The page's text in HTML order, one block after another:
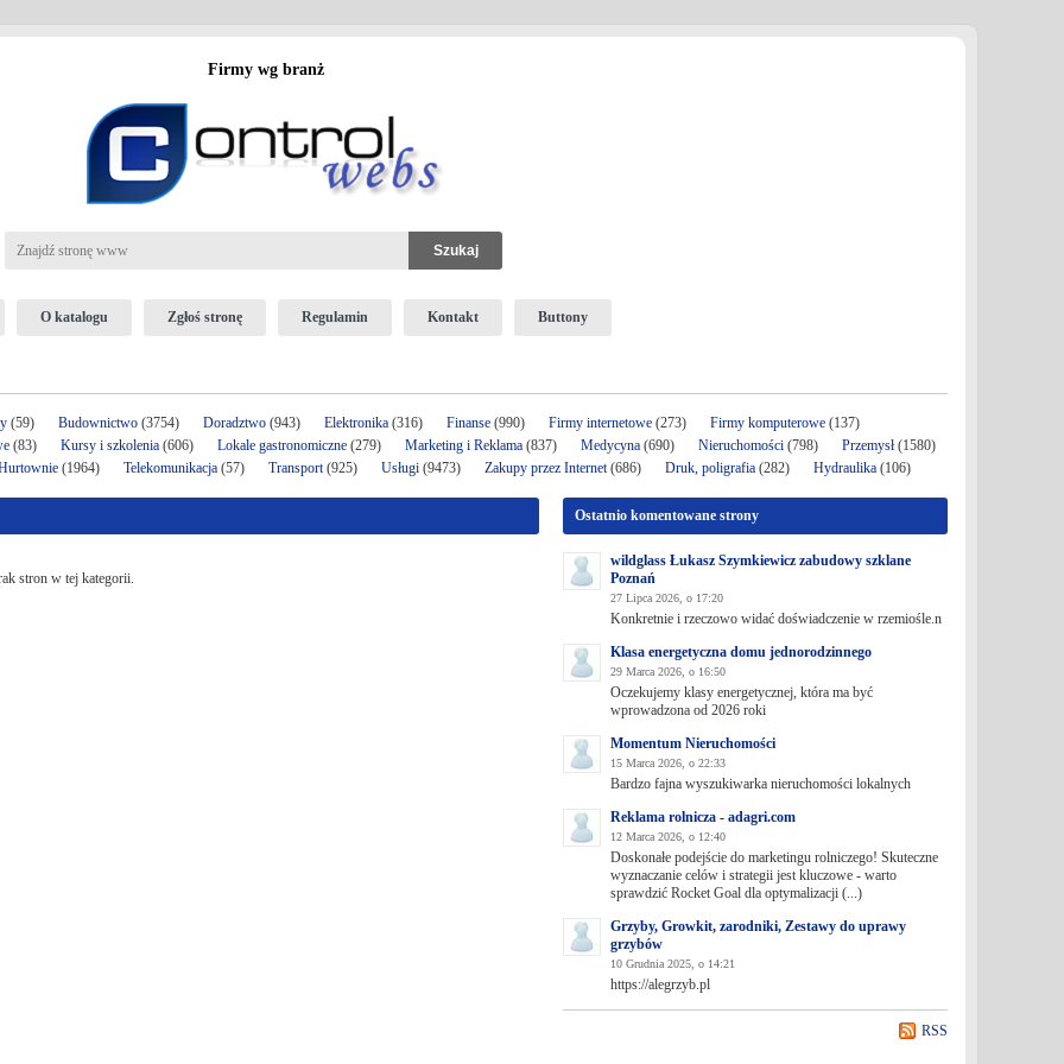
Firmy wg branż
O katalogu Zgłoś stronę Regulamin Kontakt Buttony
(59) Budownictwo (3754) Doradztwo (943) Elektronika (316) Finanse (990) Firmy internetowe (273) Firmy komputerowe (137)
(83) Kursy i szkolenia (606) Lokale gastronomiczne (279) Marketing i Reklama (837) Medycyna (690) Nieruchomości (798) Przemysł(1580)
(1964) Telekomunikacja (57) Transport(925) Usługi (9473) Zakupy przez Internet(686) Druk, poligrafia (282) Hydraulika (106)
stron w tej kategorii.
Ostatnio komentowane strony
wildglass Łukasz Szymkiewicz zabudowy szklane
Poznań
27 Lipca 2026, o 17:20
Konkretnie i rzeczowo widać doświadczenie w rzemiośle.n
Klasa energetyczna domu jednorodzinnego
29 Marca 2026, o 16:50
Oczekujemy klasy energetycznej, która ma być
wprowadzona od 2026 roki
Momentum Nieruchomości
15 Marca 2026, o 22:33
Bardzo fajna wyszukiwarka nieruchomości lokalnych
Reklama rolnicza - adagri.com
12 Marca 2026, o 12:40
Doskonałe podejście do marketingu rolniczego! Skuteczne
wyznaczanie celów i strategii jest kluczowe - warto
sprawdzić Rocket Goal dla optymalizacji (...)
Grzyby, Growkit, zarodniki, Zestawy do uprawy
grzybów
10 Grudnia 2025, o 14:21
https://alegrzyb.pl
RSS